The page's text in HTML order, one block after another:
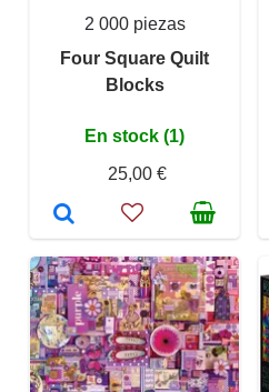
2 000 piezas
Four Square Quilt
Blocks
En stock (1)
25,00 €